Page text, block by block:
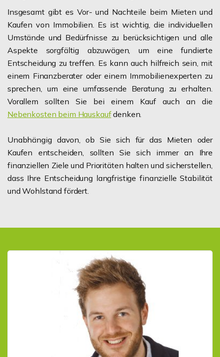
Insgesamt gibt es Vor- und Nachteile beim Mieten und
Kaufen von Immobilien. Es ist wichtig, die individuellen
Umstände und Bedürfnisse zu berücksichtigen und alle
Aspekte sorgfältig abzuwägen, um eine fundierte
Entscheidung zu treffen. Es kann auch hilfreich sein, mit
einem Finanzberater oder einem Immobilienexperten zu
sprechen, um eine umfassende Beratung zu erhalten.
Vorallem sollten Sie bei einem Kauf auch an die
Nebenkosten beim Hauskaufdenken.
Unabhängig davon, ob Sie sich für das Mieten oder
Kaufen entscheiden, sollten Sie sich immer an Ihre
finanziellen Ziele und Prioritäten halten und sicherstellen,
dass Ihre Entscheidung langfristige finanzielle Stabilität
und Wohlstand fördert.